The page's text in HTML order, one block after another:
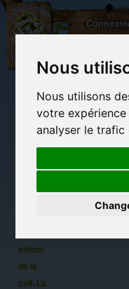
Nous
Nous utilisons
votre
analyser le trafic
L'Arbre
aux
100.000
Librairie des
enfant
de la
coll. La